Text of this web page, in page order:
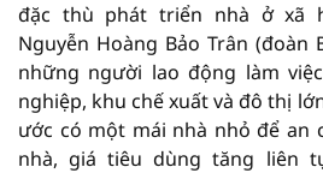
đặc thù phát triển nhà ở xã
Nguyễn Hoàng Bảo Trân (đoàn
những người lao động làm
nghiệp, khu chế xuất và đô thị
ước có một mái nhà nhỏ để an
nhà, giá tiêu dùng tăng liên